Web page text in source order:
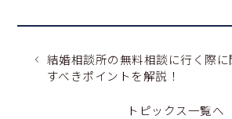
結婚相談所の無料相談に行く際
すべきポイントを解説！
トピックス一覧へ